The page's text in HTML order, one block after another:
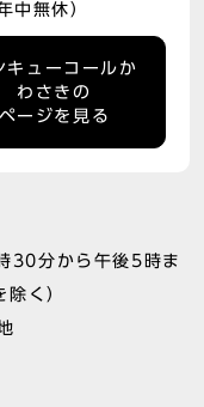
中無休）
キューコールか
わさきの
ページを見る
30分から午後5時ま
く）